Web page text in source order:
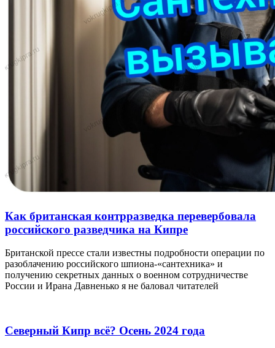
Как британская контрразведка перевербовала
российского разведчика на Кипре
Британской прессе стали известны подробности операции по
разоблачению российского шпиона-«сантехника» и
получению секретных данных о военном сотрудничестве
России и Ирана Давненько я не баловал читателей
Северный Кипр всё? Осень 2024 года